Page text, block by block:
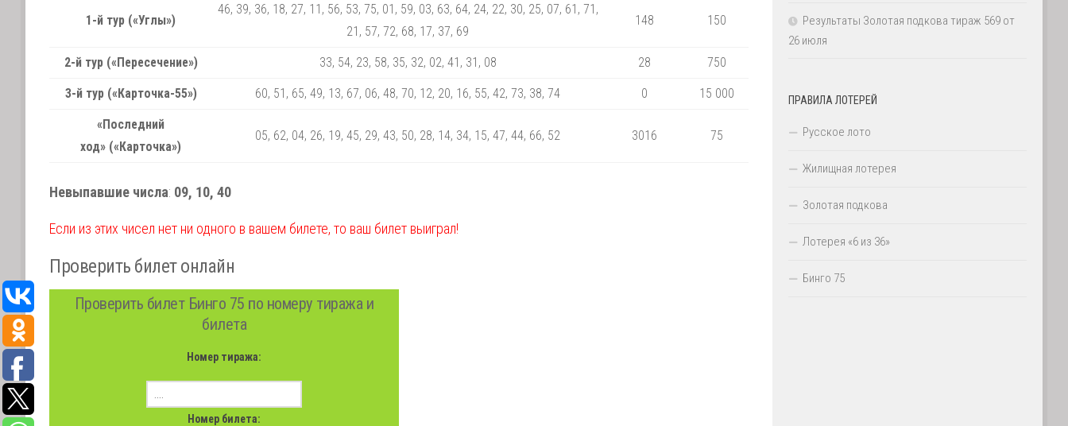
1-й тур («Углы»)
46, 39, 36, 18, 27, 11, 56, 53, 75, 01, 59, 03, 63, 64, 24, 22, 30, 25, 07, 61, 71,
21, 57, 72, 68, 17, 37, 69
148 150
2-й тур («Пересечение») 33, 54, 23, 58, 35, 32, 02, 41, 31, 08 28 750
3-й тур («Карточка-55») 60, 51, 65, 49, 13, 67, 06, 48, 70, 12, 20, 16, 55, 42, 73, 38, 74 0 15 000
«Последний
ход» («Карточка»)
05, 62, 04, 26, 19, 45, 29, 43, 50, 28, 14, 34, 15, 47, 44, 66, 52 3016 75
Невыпавшие числа: 09, 10, 40
Если из этих чисел нет ни одного в вашем билете, то ваш билет выиграл!
Проверить билет онлайн
Проверить билет Бинго 75 по номеру тиража и
билета
Номер тиража:
Номер билета:
Результаты Золотая подкова тираж 569 от
26 июля
ПРАВИЛА ЛОТЕРЕЙ
Русское лото
Жилищная лотерея
Золотая подкова
Лотерея «6 из 36»
Бинго 75